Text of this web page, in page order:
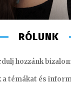
RÓLUNK
hozzánk
a témákat és